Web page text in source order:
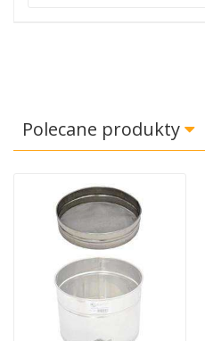
Polecane produkty